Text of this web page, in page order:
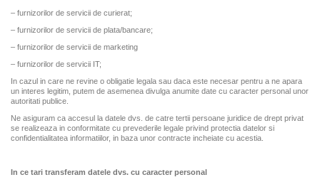
– furnizorilor de servicii de curierat;
– furnizorilor de servicii de plata/bancare;
– furnizorilor de servicii de marketing
– furnizorilor de servicii IT;
In cazul in care ne revine o obligatie legala sau daca este necesar pentru a ne apara
un interes legitim, putem de asemenea divulga anumite date cu caracter personal unor
autoritati publice.
Ne asiguram ca accesul la datele dvs. de catre tertii persoane juridice de drept privat
se realizeaza in conformitate cu prevederile legale privind protectia datelor si
confidentialitatea informatiilor, in baza unor contracte incheiate cu acestia.
In ce tari transferam datele dvs. cu caracter personal